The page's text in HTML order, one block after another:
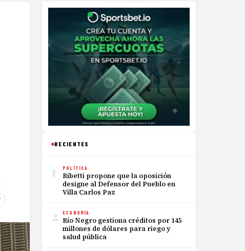
RECIENTES
1 POLÍTICA
Ribetti propone que la oposición
designe al Defensor del Pueblo en
Villa Carlos Paz
2 ECONOMÍA
Río Negro gestiona créditos por 145
millones de dólares para riego y
salud pública